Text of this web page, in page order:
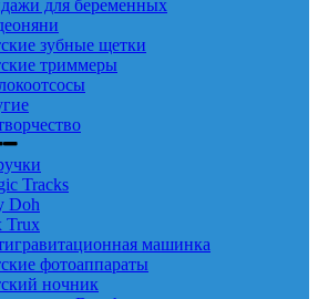
для беременных
зубные щетки
триммеры
Tracks
Doh
Trux
машинка
фотоаппараты
ночник